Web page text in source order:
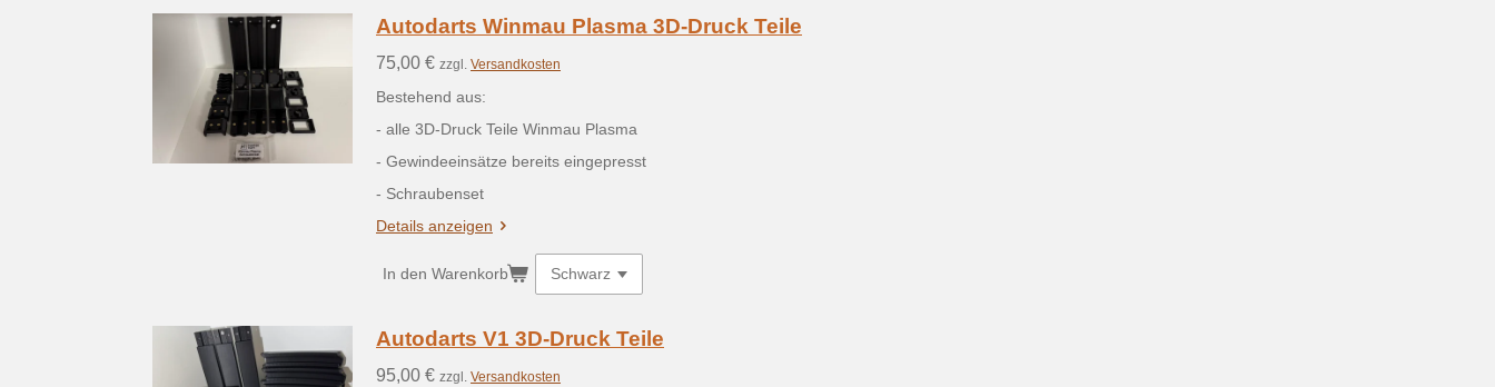
Autodarts Winmau Plasma 3D-Druck Teile
75,00 € zzgl. Versandkosten
Bestehend aus:
- alle 3D-Druck Teile Winmau Plasma
- Gewindeeinsätze bereits eingepresst
- Schraubenset
Details anzeigen
In den Warenkorb
Autodarts V1 3D-Druck Teile
95,00 € zzgl. Versandkosten